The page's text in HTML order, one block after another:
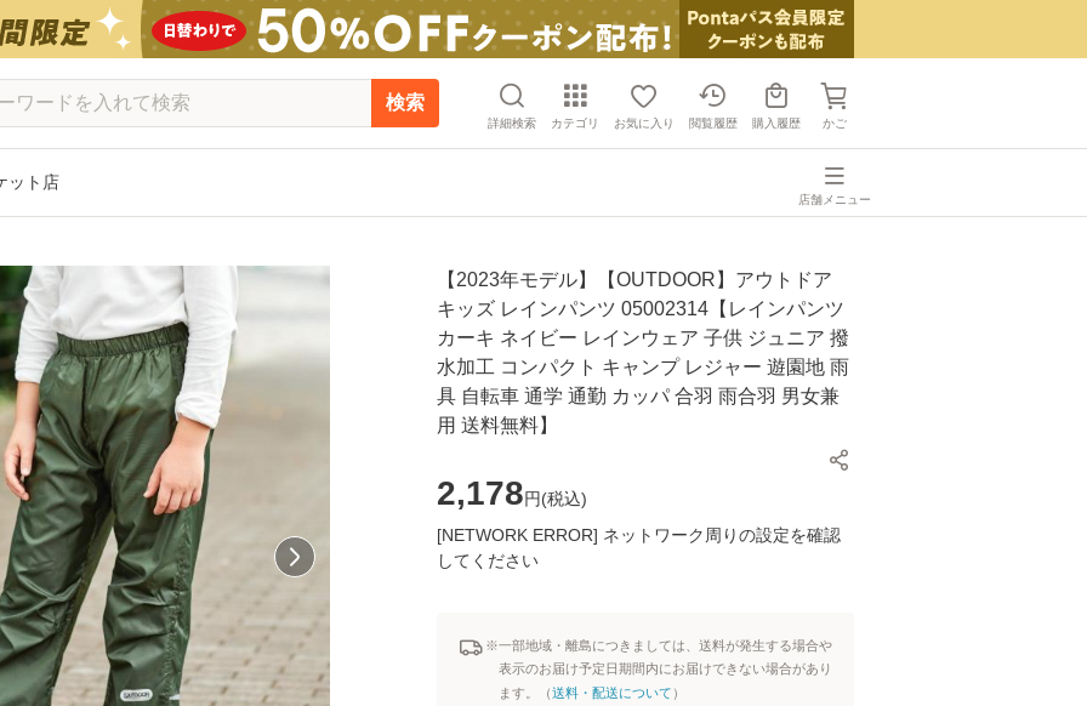
検索
詳細検索 カテゴリ お気に入り 閲覧履歴 購入履歴 かご
ット店
店舗メニュー
【2023年モデル】【OUTDOOR】アウトドア
キッズ レインパンツ 05002314【レインパンツ
カーキ ネイビー レインウェア 子供 ジュニア 撥
水加工 コンパクト キャンプ レジャー 遊園地 雨
具 自転車 通学 通勤 カッパ 合羽 雨合羽 男女兼
用 送料無料】
2,178円(税込)
[NETWORK ERROR] ネットワーク周りの設定を確認
してください
※一部地域・離島につきましては、送料が発生する場合や
表示のお届け予定日期間内にお届けできない場合があり
ます。（送料・配送について ）